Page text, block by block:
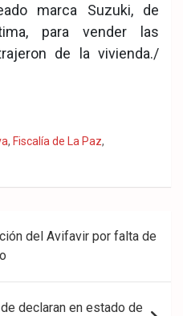
marca Suzuki, de
para vender las
de la vivienda./
, Fiscalía de La Paz,
del Avifavir por falta de
declaran en estado de